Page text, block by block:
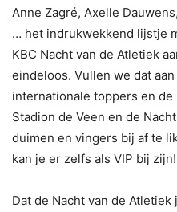
Anne Zagré, Axelle
… het indrukwekkend lijstje
KBC Nacht van de Atletiek
eindeloos. Vullen we dat
internationale toppers en
Stadion de Veen en de
duimen en vingers bij af te
kan je er zelfs als VIP bij zijn!
Dat de Nacht van de